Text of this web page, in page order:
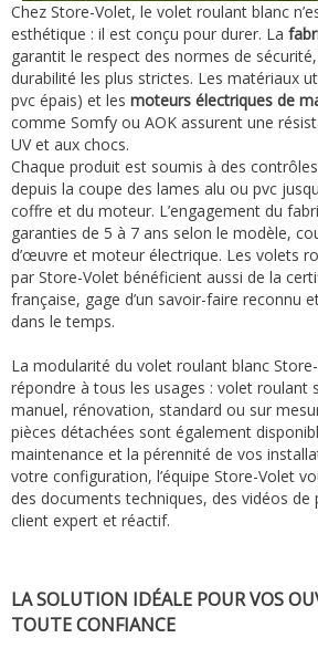
Chez Store-Volet, le volet roulant blanc
esthétique : il est conçu pour durer. La
garantit le respect des normes de
durabilité les plus strictes. Les matériaux
pvc épais) et les moteurs électriques de
comme Somfy ou AOK assurent une
UV et aux chocs.
Chaque produit est soumis à des
depuis la coupe des lames alu ou pvc
coffre et du moteur. L’engagement du
garanties de 5 à 7 ans selon le modèle,
d’œuvre et moteur électrique. Les volets
par Store-Volet bénéficient aussi de la
française, gage d’un savoir-faire reconnu
dans le temps.
La modularité du volet roulant blanc
répondre à tous les usages : volet roulant
manuel, rénovation, standard ou sur
pièces détachées sont également
maintenance et la pérennité de vos
votre configuration, l’équipe Store-Volet
des documents techniques, des vidéos de
client expert et réactif.
LA SOLUTION IDÉALE POUR VOS
TOUTE CONFIANCE